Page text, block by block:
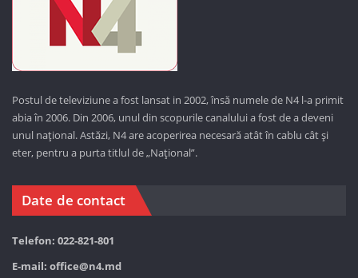
Postul de televiziune a fost lansat in 2002, însă numele de N4 l-a primit
abia în 2006. Din 2006, unul din scopurile canalului a fost de a deveni
unul național. Astăzi, N4 are acoperirea necesară atât în cablu cât și
eter, pentru a purta titlul de „Național”.
Date de contact
Telefon: 022-821-801
E-mail: office@n4.md